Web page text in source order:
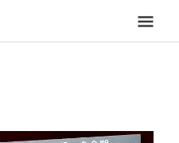
メ
メ